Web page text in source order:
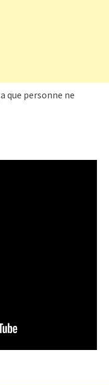
que personne ne